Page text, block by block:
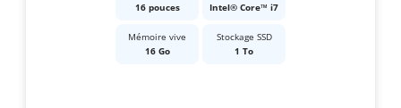
16 pouces
Intel® Core™ i7
Mémoire vive
16 Go
Stockage SSD
1 To